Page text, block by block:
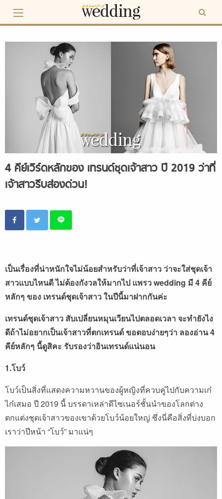
content
4 คีย์เวิร์ดหลักของ เทรนด์ชุดเจ้าสาว ปี 2019 ว่าที่
เจ้าสาวรีบส่องด่วน!
เป็นเรื่องที่น่าหนักใจไม่น้อยสำหรับว่าที่เจ้าสาว ว่าจะใส่ชุดเจ้า
สาวแบบไหนดี ไม่ต้องกังวลให้มากไป แพรว wedding มี 4 คีย์
หลักๆ ของ เทรนด์ชุดเจ้าสาว ในปีนี้มาฝากกันค่ะ
เทรนด์ชุดเจ้าสาว สับเปลี่ยนหมุนเวียนไปตลอดเวลา จะทำยังไง
ดีถ้าไม่อยากเป็นเจ้าสาวที่ตกเทรนด์ ขอตอบง่ายๆว่า ลองอ่าน 4
คีย์หลักๆ นี้ดูสิคะ รับรองว่าอินเทรนด์แน่นอน
1.โบว์
โบว์เป็นสิ่งที่แสดงความหวานของผู้หญิงที่ควบคู่ไปกับความเก๋
ไก๋เสมอ ปี 2019 นี้ บรรดาเหล่าดีไซเนอร์ชั้นนำของโลกต่าง
ตกแต่งชุดเจ้าสาวของเขาด้วยโบว์น้อยใหญ่ ซึ่งนี่คือสิ่งที่บ่งบอก
เราว่าปีหน้า “โบว์” มาแน่ๆ